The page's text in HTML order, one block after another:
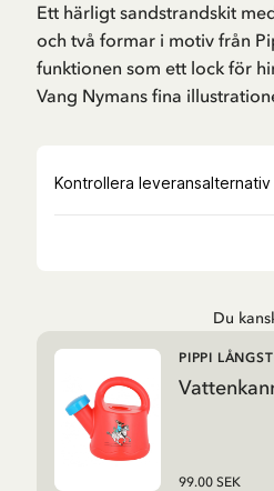
Ett härligt sandstrandskit
och två formar i motiv från
funktionen som ett lock för
Vang Nymans fina
Du
PIPPI
99.00 SEK